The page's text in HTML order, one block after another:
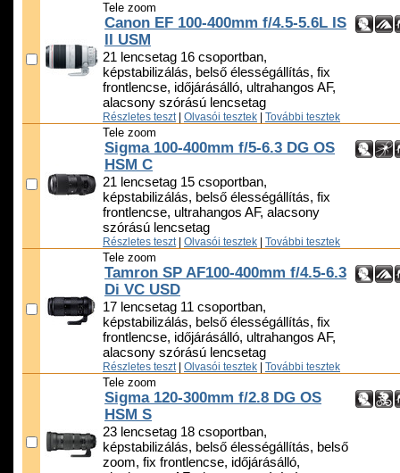
Tele zoom
Canon EF 100-400mm f/4.5-5.6L IS
II USM
21 lencsetag 16 csoportban,
képstabilizálás, belső élességállítás, fix
frontlencse, időjárásálló, ultrahangos AF,
alacsony szórású lencsetag
Részletes teszt Olvasói tesztek További tesztek
Tele zoom
Sigma 100-400mm f/5-6.3 DG OS
HSM C
21 lencsetag 15 csoportban,
képstabilizálás, belső élességállítás, fix
frontlencse, ultrahangos AF, alacsony
szórású lencsetag
Részletes teszt Olvasói tesztek További tesztek
Tele zoom
Tamron SP AF100-400mm f/4.5-6.3
Di VC USD
17 lencsetag 11 csoportban,
képstabilizálás, belső élességállítás, fix
frontlencse, időjárásálló, ultrahangos AF,
alacsony szórású lencsetag
Részletes teszt Olvasói tesztek További tesztek
Tele zoom
Sigma 120-300mm f/2.8 DG OS
HSM S
23 lencsetag 18 csoportban,
képstabilizálás, belső élességállítás, belső
zoom, fix frontlencse, időjárásálló,